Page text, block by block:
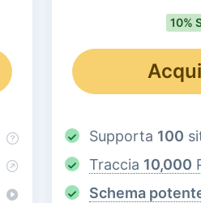
10%
Supporta 100
Traccia 10,000
Schema